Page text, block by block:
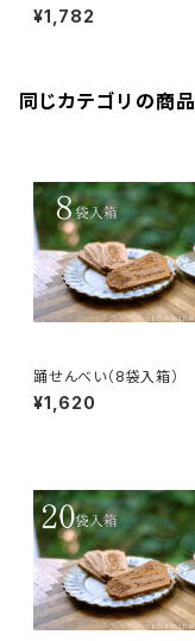
¥1,782
同じカテゴリの商品
踊せんべい（8袋入箱）
¥1,620